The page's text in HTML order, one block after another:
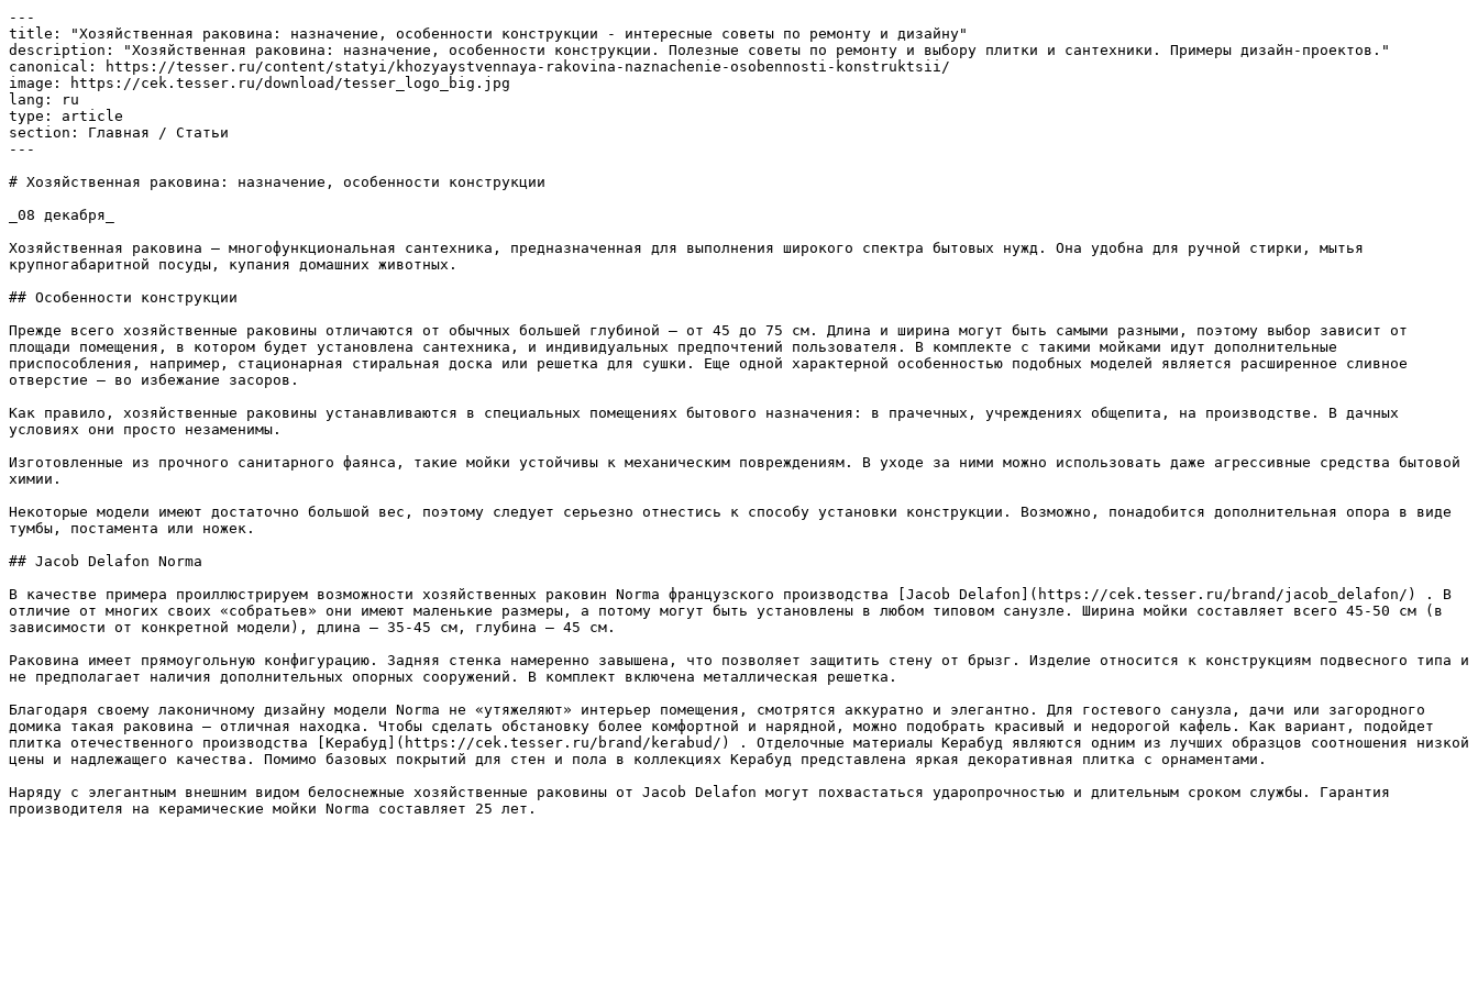
---
title: "Хозяйственная раковина: назначение, особенности конструкции - интересные советы по ремонту и дизайну"
description: "Хозяйственная раковина: назначение, особенности конструкции. Полезные советы по ремонту и выбору плитки и сантехники. Примеры дизайн-проектов."
canonical: https://tesser.ru/content/statyi/khozyaystvennaya-rakovina-naznachenie-osobennosti-konstruktsii/
image: https://cek.tesser.ru/download/tesser_logo_big.jpg
lang: ru
type: article
section: Главная / Статьи
---
# Хозяйственная раковина: назначение, особенности конструкции
_08 декабря_
Хозяйственная раковина – многофункциональная сантехника, предназначенная для выполнения широкого спектра бытовых нужд. Она удобна для ручной стирки, мытья
крупногабаритной посуды, купания домашних животных.
## Особенности конструкции
Прежде всего хозяйственные раковины отличаются от обычных большей глубиной – от 45 до 75 см. Длина и ширина могут быть самыми разными, поэтому выбор зависит от
площади помещения, в котором будет установлена сантехника, и индивидуальных предпочтений пользователя. В комплекте с такими мойками идут дополнительные
приспособления, например, стационарная стиральная доска или решетка для сушки. Еще одной характерной особенностью подобных моделей является расширенное сливное
отверстие – во избежание засоров.
Как правило, хозяйственные раковины устанавливаются в специальных помещениях бытового назначения: в прачечных, учреждениях общепита, на производстве. В дачных
условиях они просто незаменимы.
Изготовленные из прочного санитарного фаянса, такие мойки устойчивы к механическим повреждениям. В уходе за ними можно использовать даже агрессивные средства бытовой
химии.
Некоторые модели имеют достаточно большой вес, поэтому следует серьезно отнестись к способу установки конструкции. Возможно, понадобится дополнительная опора в виде
тумбы, постамента или ножек.
## Jacob Delafon Norma
В качестве примера проиллюстрируем возможности хозяйственных раковин Norma французского производства [Jacob Delafon](https://cek.tesser.ru/brand/jacob_delafon/) . В
отличие от многих своих «собратьев» они имеют маленькие размеры, а потому могут быть установлены в любом типовом санузле. Ширина мойки составляет всего 45-50 см (в
зависимости от конкретной модели), длина – 35-45 см, глубина – 45 см.
Раковина имеет прямоугольную конфигурацию. Задняя стенка намеренно завышена, что позволяет защитить стену от брызг. Изделие относится к конструкциям подвесного типа и
не предполагает наличия дополнительных опорных сооружений. В комплект включена металлическая решетка.
Благодаря своему лаконичному дизайну модели Norma не «утяжеляют» интерьер помещения, смотрятся аккуратно и элегантно. Для гостевого санузла, дачи или загородного
домика такая раковина – отличная находка. Чтобы сделать обстановку более комфортной и нарядной, можно подобрать красивый и недорогой кафель. Как вариант, подойдет
плитка отечественного производства [Керабуд](https://cek.tesser.ru/brand/kerabud/) . Отделочные материалы Керабуд являются одним из лучших образцов соотношения низкой
цены и надлежащего качества. Помимо базовых покрытий для стен и пола в коллекциях Керабуд представлена яркая декоративная плитка с орнаментами.
Наряду с элегантным внешним видом белоснежные хозяйственные раковины от Jacob Delafon могут похвастаться ударопрочностью и длительным сроком службы. Гарантия
производителя на керамические мойки Norma составляет 25 лет.